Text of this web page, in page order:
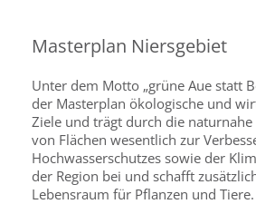
Masterplan Niersgebiet
Unter dem Motto „grüne Aue statt
der Masterplan ökologische und
Ziele und trägt durch die
von Flächen wesentlich zur
Hochwasserschutzes sowie der
der Region bei und schafft
Lebensraum für Pflanzen und Tiere.